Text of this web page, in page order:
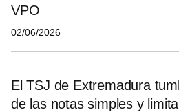
VPO
02/06/2026
El TSJ de Extremadura
de las notas simples y